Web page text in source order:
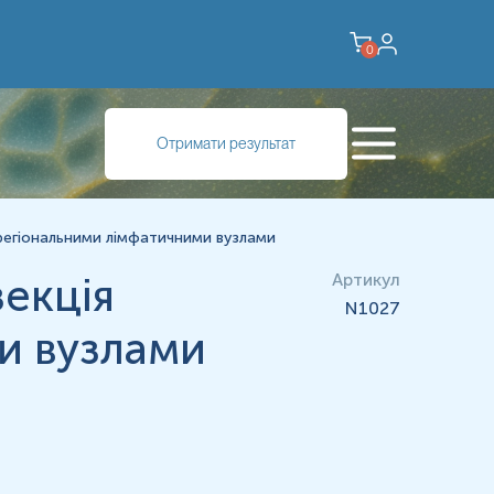
0
Отримати результат
і дослідження операційного матеріалу: Біопсія - це
- це морфологічне дослідження тканин, органів,
лімфатичними вузлами
вузлами
Артикул
N1027